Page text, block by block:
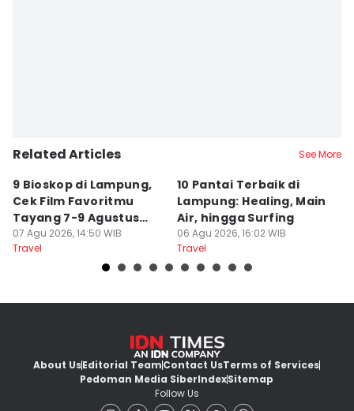
Related Articles See More
9 Bioskop di Lampung,
Cek Film Favoritmu
Tayang 7-9 Agustus
2026
07 Agu 2026, 14:50 WIB
Travel
10 Pantai Terbaik di
Lampung: Healing, Main
Air, hingga Surfing
06 Agu 2026, 16:02 WIB
Travel
About UsEditorial TeamContact UsTerms of Services
Pedoman Media SiberIndexSitemap
Follow Us